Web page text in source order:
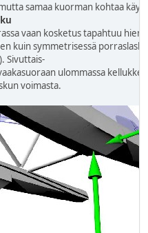
samaa kuorman kohtaa
vaan kosketus tapahtuu
kuin symmetrisessä
Sivuttais-
ulommassa
voimasta.